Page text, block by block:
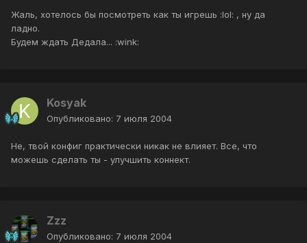
Жаль, хотелось бы посмотреть как ты игрешь :lol: , ну да
ладно.
Будем ждать Дедала... :wink:
Kosyak
Опубликовано: 7 июля 2004
Не, твой конфиг практически никак не влияет. Все, что
можешь сделать ты - улучшить коннект.
Zzz
Опубликовано: 7 июля 2004